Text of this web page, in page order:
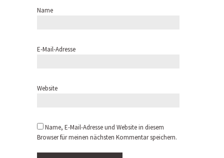
Name
E-Mail-Adresse
Website
Name, E-Mail-Adresse und Website in diesem
Browser für meinen nächsten Kommentar speichern.